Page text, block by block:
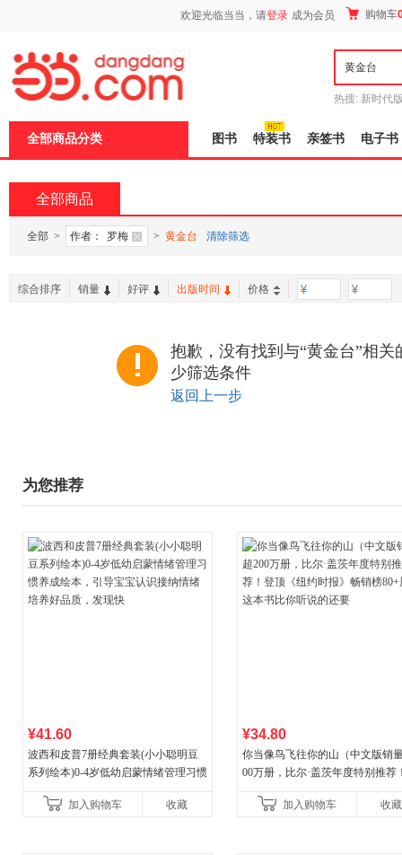
欢迎光临当当，请登录 成为会员 购物车
热搜: 新时代
全部商品分类 图书 特装书 亲签书 电子书
全部商品
全部 > 作者： 罗梅 > 黄金台 清除筛选
综合排序 销量 好评 出版时间 价格 -
抱歉，没有找到与“黄金台”相
少筛选条件
返回上一步
为您推荐
¥41.60
波西和皮普7册经典套装(小小聪明豆
系列绘本)0-4岁低幼启蒙情绪管理习惯
养好品质，发现快
加入购物车 收藏
¥34.80
你当像鸟飞往你的山（中文版销
00万册，比尔·盖茨年度特别推荐
比你听说的还要
加入购物车 收藏
页
加